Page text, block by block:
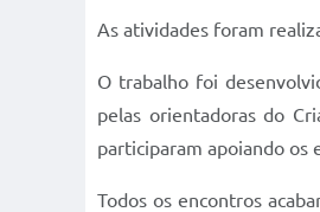
As atividades foram
O trabalho foi
pelas orientadoras do
participaram apoiando os
Todos os encontros